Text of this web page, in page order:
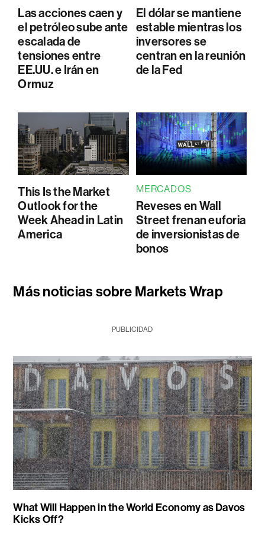
Las acciones caen y
el petróleo sube ante
escalada de
tensiones entre
EE.UU. e Irán en
Ormuz
El dólar se mantiene
estable mientras los
inversores se
centran en la reunión
de la Fed
This Is the Market
Outlook for the
Week Ahead in Latin
America
MERCADOS
Reveses en Wall
Street frenan euforia
de inversionistas de
bonos
Más noticias sobre Markets Wrap
PUBLICIDAD
What Will Happen in the World Economy as Davos
Kicks Off?